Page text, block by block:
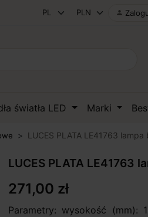

światła LED Marki
LUCES PLATA LE41763 lampa
LUCES PLATA LE41763
271,00 zł
Parametry: wysokość (mm):